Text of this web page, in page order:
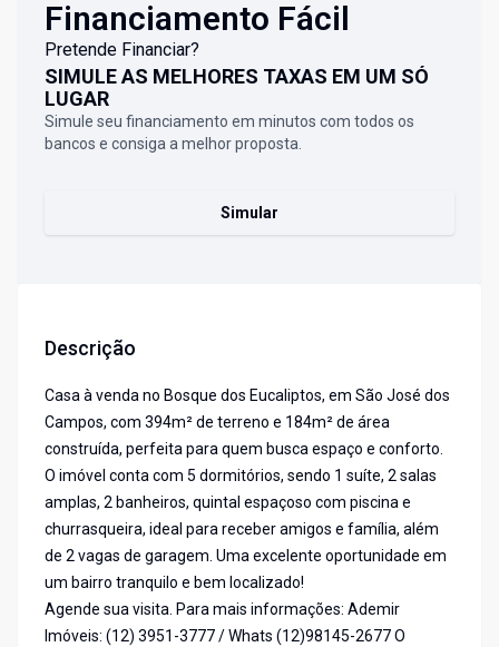
Financiamento Fácil
Pretende Financiar?
SIMULE AS MELHORES TAXAS EM UM SÓ
LUGAR
Simule seu financiamento em minutos com todos os
bancos e consiga a melhor proposta.
Simular
Descrição
Casa à venda no Bosque dos Eucaliptos, em São José dos
Campos, com 394m² de terreno e 184m² de área
construída, perfeita para quem busca espaço e conforto.
O imóvel conta com 5 dormitórios, sendo 1 suíte, 2 salas
amplas, 2 banheiros, quintal espaçoso com piscina e
churrasqueira, ideal para receber amigos e família, além
de 2 vagas de garagem. Uma excelente oportunidade em
um bairro tranquilo e bem localizado!
Agende sua visita. Para mais informações: Ademir
Imóveis: (12) 3951-3777 / Whats (12)98145-2677 O